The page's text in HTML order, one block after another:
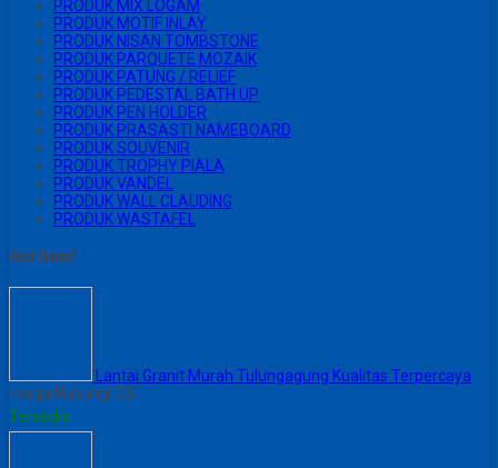
PRODUK MIX LOGAM
PRODUK MOTIF INLAY
PRODUK NISAN TOMBSTONE
PRODUK PARQUETE MOZAIK
PRODUK PATUNG / RELIEF
PRODUK PEDESTAL BATH UP
PRODUK PEN HOLDER
PRODUK PRASASTI NAMEBOARD
PRODUK SOUVENIR
PRODUK TROPHY PIALA
PRODUK VANDEL
PRODUK WALL CLAUDING
PRODUK WASTAFEL
Hot Item!
Lantai Granit Murah Tulungagung Kualitas Terpercaya
Harga Hubungi CS
Tersedia